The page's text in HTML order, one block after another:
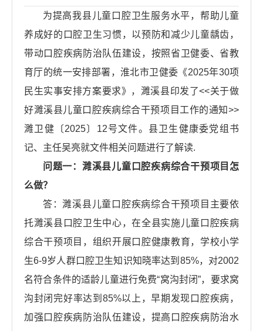
为提高我县儿童口腔卫生服务水平，帮助儿童
养成好的口腔卫生习惯，以预防和减少儿童龋齿，
带动口腔疾病防治队伍建设，按照省卫健委、省教
育厅的统一安排部署，淮北市卫健委《2025年30项
民生实事安排方案要求》，濉溪县印发了<<关于做
好濉溪县儿童口腔疾病综合干预项目工作的通知>>
濉卫健〔2025〕12号文件。县卫生健康委党组书
记、主任吴亮就文件相关问题进行了解读.
问题一：濉溪县儿童口腔疾病综合干预项目怎
么做？
答：濉溪县儿童口腔疾病综合干预项目主要依
托濉溪县口腔卫生中心，在全县实施儿童口腔疾病
综合干预项目，组织开展口腔健康教育，学校小学
生6-9岁人群口腔卫生知识知晓率达到85%，对2002
名符合条件的适龄儿童进行免费“窝沟封闭”，要求窝
沟封闭完好率达到85%以上，早期发现口腔疾病，
加强口腔疾病防治队伍建设，提高口腔疾病防治水